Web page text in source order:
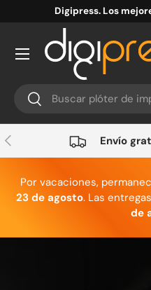
Ir al contenido
Digipress. Los
Buscar
Buscar
Anterior Envío
Por vacaciones,
23 de agosto. Las
de